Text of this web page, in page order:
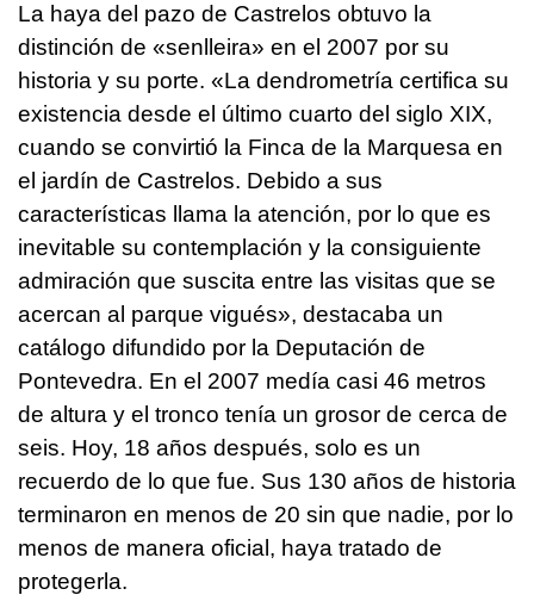
La haya del pazo de Castrelos obtuvo la
distinción de «senlleira» en el 2007 por su
historia y su porte. «La dendrometría certifica su
existencia desde el último cuarto del siglo XIX,
cuando se convirtió la Finca de la Marquesa en
el jardín de Castrelos. Debido a sus
características llama la atención, por lo que es
inevitable su contemplación y la consiguiente
admiración que suscita entre las visitas que se
acercan al parque vigués», destacaba un
catálogo difundido por la Deputación de
Pontevedra. En el 2007 medía casi 46 metros
de altura y el tronco tenía un grosor de cerca de
seis. Hoy, 18 años después, solo es un
recuerdo de lo que fue. Sus 130 años de historia
terminaron en menos de 20 sin que nadie, por lo
menos de manera oficial, haya tratado de
protegerla.